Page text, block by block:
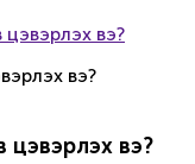
вэ?
цэвэрлэх вэ?